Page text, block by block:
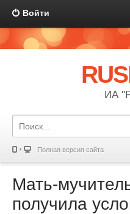
Войти
ИА
Полная версия сайта
Мать-
получила